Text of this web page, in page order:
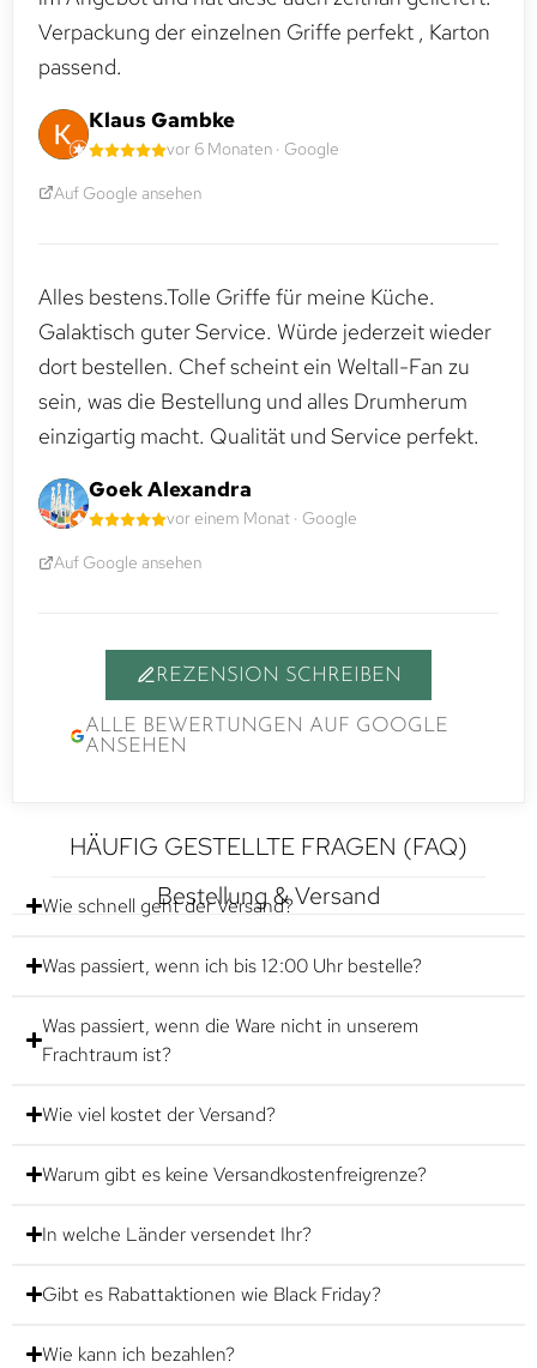
Verpackung der einzelnen Griffe perfekt , Karton
passend.
Klaus Gambke
vor 6 Monaten · Google
Auf Google ansehen
Alles bestens.Tolle Griffe für meine Küche.
Galaktisch guter Service. Würde jederzeit wieder
dort bestellen. Chef scheint ein Weltall-Fan zu
sein, was die Bestellung und alles Drumherum
einzigartig macht. Qualität und Service perfekt.
Goek Alexandra
vor einem Monat · Google
Auf Google ansehen
REZENSION SCHREIBEN
ALLE BEWERTUNGEN AUF GOOGLE
ANSEHEN
HÄUFIG GESTELLTE FRAGEN (FAQ)
Bestellung & Versand
Wie schnell geht der Versand?
Was passiert, wenn ich bis 12:00 Uhr bestelle?
Was passiert, wenn die Ware nicht in unserem
Frachtraum ist?
Wie viel kostet der Versand?
Warum gibt es keine Versandkostenfreigrenze?
In welche Länder versendet Ihr?
Gibt es Rabattaktionen wie Black Friday?
Wie kann ich bezahlen?